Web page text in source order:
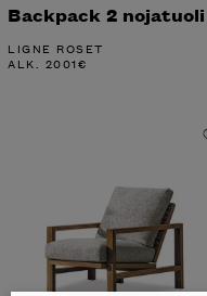
Backpack 2 nojatuoli
LIGNE ROSET
ALK. 2001€